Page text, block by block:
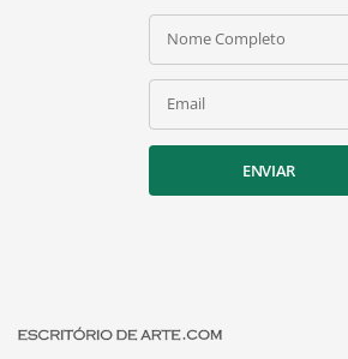
Nome Completo
Email
ENVIAR